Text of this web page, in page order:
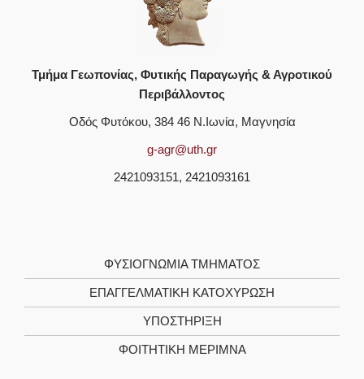
Τμήμα Γεωπονίας, Φυτικής Παραγωγής & Αγροτικού
Περιβάλλοντος
Οδός Φυτόκου, 384 46 Ν.Ιωνία, Μαγνησία
g-agr@uth.gr
2421093151, 2421093161
ΦΥΣΙΟΓΝΩΜΙΑ ΤΜΗΜΑΤΟΣ
ΕΠΑΓΓΕΛΜΑΤΙΚΗ ΚΑΤΟΧΥΡΩΣΗ
ΥΠΟΣΤΗΡΙΞΗ
ΦΟΙΤΗΤΙΚΗ ΜΕΡΙΜΝΑ